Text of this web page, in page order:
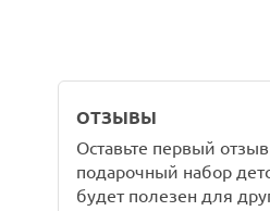
ОТЗЫВЫ
Оставьте первый
подарочный набор
будет полезен для